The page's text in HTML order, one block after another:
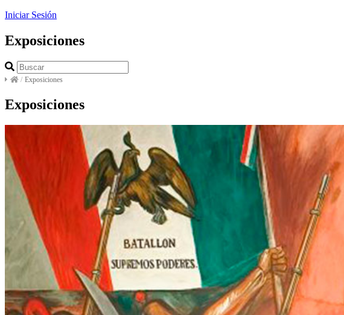
Iniciar Sesión
Exposiciones
/ Exposiciones
Exposiciones